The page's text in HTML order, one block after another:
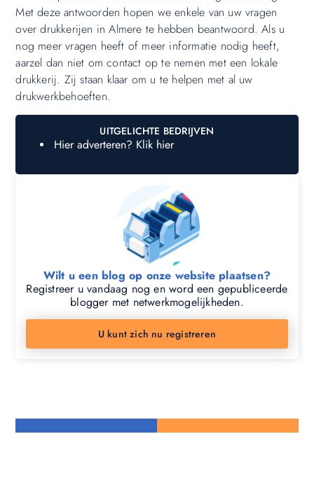
Met deze antwoorden hopen we enkele van uw vragen
over drukkerijen in Almere te hebben beantwoord. Als u
nog meer vragen heeft of meer informatie nodig heeft,
aarzel dan niet om contact op te nemen met een lokale
drukkerij. Zij staan klaar om u te helpen met al uw
drukwerkbehoeften.
UITGELICHTE BEDRIJVEN
Hier adverteren? Klik hier
Wilt u een blog op onze website plaatsen?
Registreer u vandaag nog en word een gepubliceerde
blogger met netwerkmogelijkheden.
U kunt zich nu registreren